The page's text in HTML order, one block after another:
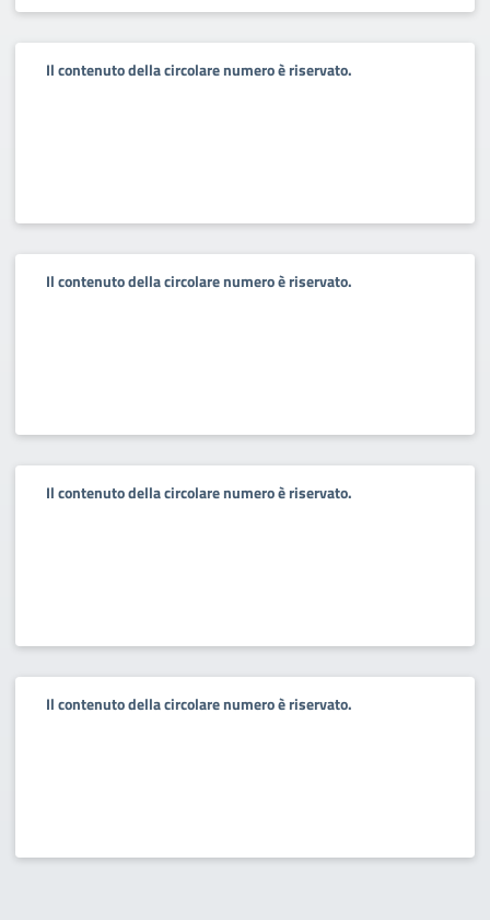
Il contenuto della circolare numero è riservato.
Il contenuto della circolare numero è riservato.
Il contenuto della circolare numero è riservato.
Il contenuto della circolare numero è riservato.